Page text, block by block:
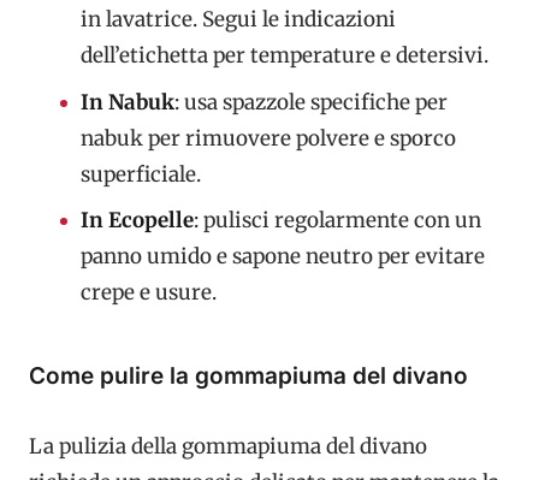
in lavatrice. Segui le indicazioni
dell’etichetta per temperature e detersivi.
In Nabuk: usa spazzole specifiche per
nabuk per rimuovere polvere e sporco
superficiale.
In Ecopelle: pulisci regolarmente con un
panno umido e sapone neutro per evitare
crepe e usure.
Come pulire la gommapiuma del divano
La pulizia della gommapiuma del divano